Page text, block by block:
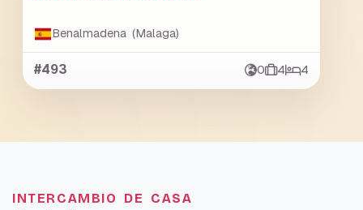
Benalmadena (Malaga)
#493 0 4 4
INTERCAMBIO DE CASA